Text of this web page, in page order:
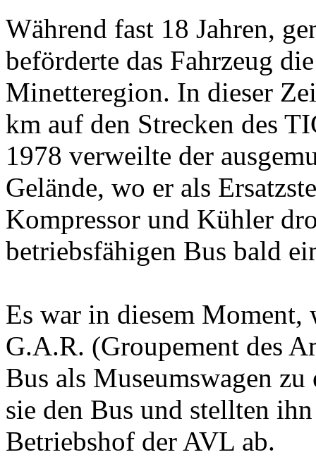
Während fast 18 Jahren,
beförderte das Fahrzeug
Minetteregion. In dieser
km auf den Strecken des
1978 verweilte der
Gelände, wo er als
Kompressor und Kühler
betriebsfähigen Bus bald
Es war in diesem
G.A.R. (Groupement des
Bus als Museumswagen
sie den Bus und stellten
Betriebshof der AVL ab.